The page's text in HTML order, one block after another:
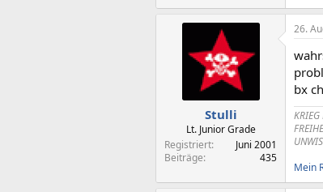
Stulli
Lt. Junior Grade
Registriert
Juni 2001
Beiträge
435
26.
bx
KRIEG
Mein